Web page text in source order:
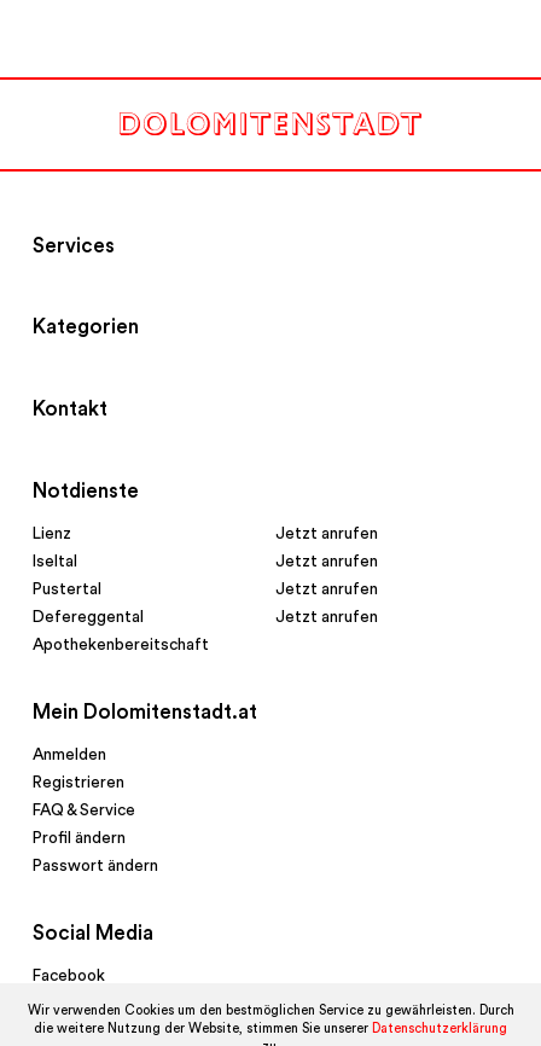
Services
Kategorien
Kontakt
Notdienste
Lienz
Iseltal
Pustertal
Defereggental
Apothekenbereitschaft
Jetzt anrufen
Jetzt anrufen
Jetzt anrufen
Jetzt anrufen
Mein Dolomitenstadt.at
Anmelden
Registrieren
FAQ & Service
Profil ändern
Passwort ändern
Social Media
Facebook
Twitter
Instagram
© 2010-2026 Dolomitenstadt.at
Wir verwenden Cookies um den bestmöglichen Service zu gewährleisten. Durch
die weitere Nutzung der Website, stimmen Sie unserer
Datenschutzerklärung